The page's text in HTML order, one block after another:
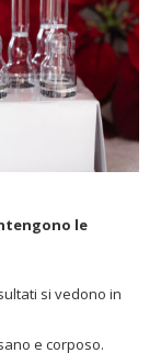
le
si vedono in
e corposo.